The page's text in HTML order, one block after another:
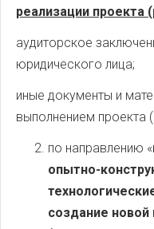
реализации проекта
аудиторское
юридического лица;
иные документы и
выполнением проекта
по направлению «
опытно-
создание новой